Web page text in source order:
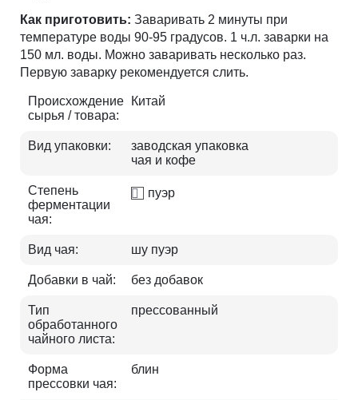
Как приготовить: Заваривать 2 минуты при
температуре воды 90-95 градусов. 1 ч.л. заварки на
150 мл. воды. Можно заваривать несколько раз.
Первую заварку рекомендуется слить.
Происхождение
сырья / товара:
Китай
Вид упаковки:
заводская упаковка
чая и кофе
Степень
ферментации
чая:
пуэр
Вид чая: шу пуэр
Добавки в чай: без добавок
Тип
обработанного
чайного листа:
прессованный
Форма
прессовки чая:
блин